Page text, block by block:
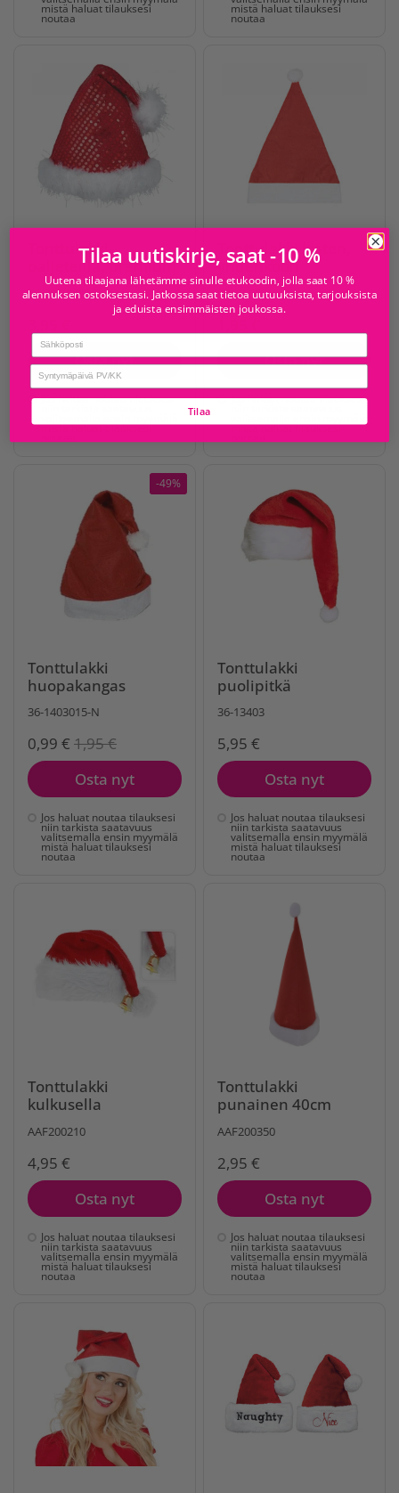
mistä haluat tilauksesi
noutaa
mistä haluat tilauksesi
noutaa
Tonttulakki
paljeteilla, premium
36-393219-55
Osta nyt
Jos haluat noutaa tilauksesi
mistä haluat tilauksesi
Tonttulakki lasten,
yhdenkoon
9912666
Osta nyt
Jos haluat noutaa tilauksesi
mistä haluat tilauksesi
Tonttulakki
huopakangas
36-1403015-N
0,99 € 1,95 €
Osta nyt
Jos haluat noutaa tilauksesi
niin tarkista saatavuus
valitsemalla ensin myymälä
mistä haluat tilauksesi
noutaa
-49%
Tonttulakki
puolipitkä
36-13403
5,95 €
Osta nyt
Jos haluat noutaa tilauksesi
niin tarkista saatavuus
valitsemalla ensin myymälä
mistä haluat tilauksesi
noutaa
Tonttulakki
kulkusella
AAF200210
4,95 €
Osta nyt
Jos haluat noutaa tilauksesi
niin tarkista saatavuus
valitsemalla ensin myymälä
mistä haluat tilauksesi
noutaa
Tonttulakki
punainen 40cm
AAF200350
2,95 €
Osta nyt
Jos haluat noutaa tilauksesi
niin tarkista saatavuus
valitsemalla ensin myymälä
mistä haluat tilauksesi
noutaa
Tilaa uutiskirje, saat -10 %
Uutena tilaajana lähetämme sinulle etukoodin, jolla saat 10 %
alennuksen ostoksestasi. Jatkossa saat tietoa uutuuksista, tarjouksista
ja eduista ensimmäisten joukossa.
Email
birthday
Tilaa